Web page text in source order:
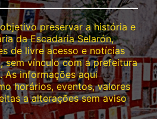
preservar a história e
da Escadaria Selarón,
de livre acesso e notícias
sem vínculo com a prefeitura
As informações aqui
horários, eventos, valores
a alterações sem aviso